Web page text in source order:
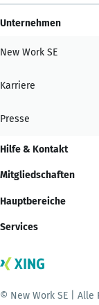
Unternehmen
New Work SE
Karriere
Presse
Hilfe & Kontakt
Mitgliedschaften
Hauptbereiche
Services
© New Work SE | Alle